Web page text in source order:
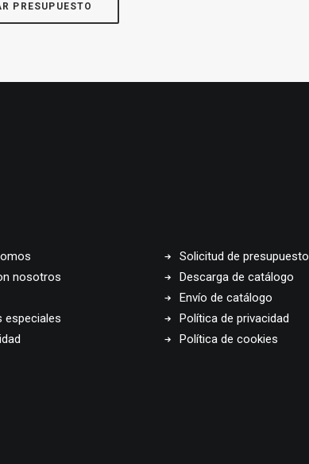
PRESUPUESTO
nosotros
especiales
Solicitud de presupuesto
Descarga de catálogo
Envío de catálogo
Política de privacidad
Política de cookies